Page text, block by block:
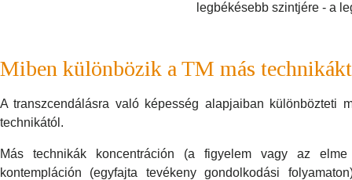
legbékésebb szintjére - a
Miben különbözik a TM más
A transzcendálásra való képesség alapjaiban különbözteti
technikától.
Más technikák koncentráción (a figyelem vagy az elme
kontempláción (egyfajta tevékeny gondolkodási